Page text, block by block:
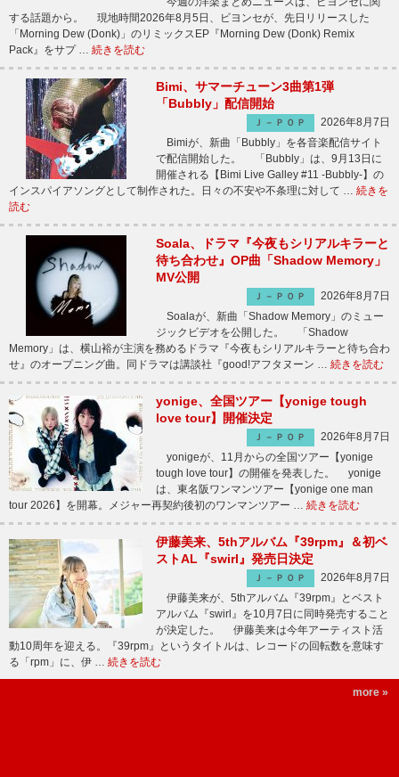
する話題から。 現地時間2026年8月5日、ビヨンセが、先日リリースした
「Morning Dew (Donk)」のリミックスEP『Morning Dew (Donk) Remix
Pack』をサプ … 続きを読む
Bimi、サマーチューン3曲第1弾
「Bubbly」配信開始
Ｊ－ＰＯＰ
2026年8月7日
Bimiが、新曲「Bubbly」を各音楽配信サイト
で配信開始した。 「Bubbly」は、9月13日に
開催される【Bimi Live Galley #11 -Bubbly-】の
インスパイアソングとして制作された。日々の不安や不条理に対して … 続きを
読む
Soala、ドラマ『今夜もシリアルキラーと
待ち合わせ』OP曲「Shadow Memory」
MV公開
Ｊ－ＰＯＰ
2026年8月7日
Soalaが、新曲「Shadow Memory」のミュー
ジックビデオを公開した。 「Shadow
Memory」は、横山裕が主演を務めるドラマ『今夜もシリアルキラーと待ち合わ
せ』のオープニング曲。同ドラマは講談社『good!アフタヌーン … 続きを読む
yonige、全国ツアー【yonige tough
love tour】開催決定
Ｊ－ＰＯＰ
2026年8月7日
yonigeが、11月からの全国ツアー【yonige
tough love tour】の開催を発表した。 yonige
は、東名阪ワンマンツアー【yonige one man
tour 2026】を開幕。メジャー再契約後初のワンマンツアー … 続きを読む
伊藤美来、5thアルバム『39rpm』＆初ベ
ストAL『swirl』発売日決定
Ｊ－ＰＯＰ
2026年8月7日
伊藤美来が、5thアルバム『39rpm』とベスト
アルバム『swirl』を10月7日に同時発売すること
が決定した。 伊藤美来は今年アーティスト活
動10周年を迎える。『39rpm』というタイトルは、レコードの回転数を意味す
る「rpm」に、伊 … 続きを読む
more »